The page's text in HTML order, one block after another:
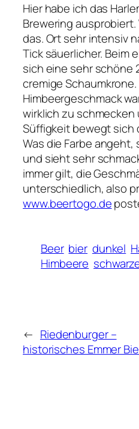
Hier habe ich das
Brewering
das. Ort sehr intensiv
Tick säuerlicher. Beim
sich eine sehr schöne
cremige Schaumkrone.
Himbeergeschmack
wirklich zu schmecken
Süffigkeit bewegt sich
Was die Farbe
und sieht sehr
immer gilt, die
unterschiedlich, also
www.beertogo.de
Beer bier dunkel
Himbeere
← Riedenburger –
historisches Emmer